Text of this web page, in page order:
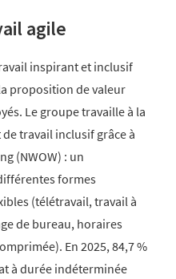
agile
inspirant et inclusif
proposition de valeur
Le groupe travaille à la
travail inclusif grâce à
(NWOW) : un
formes
(télétravail, travail à
de bureau, horaires
En 2025, 84,7 %
à durée indéterminée